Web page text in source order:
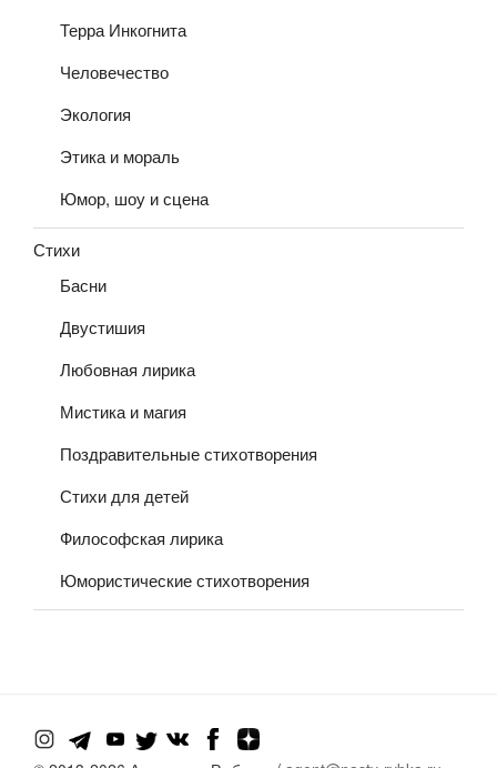
Терра Инкогнита
Человечество
Экология
Этика и мораль
Юмор, шоу и сцена
Стихи
Басни
Двустишия
Любовная лирика
Мистика и магия
Поздравительные стихотворения
Стихи для детей
Философская лирика
Юмористические стихотворения